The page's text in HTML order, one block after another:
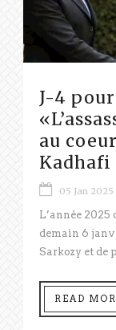
J-4
au
Kadhafi
05 Jan 2025
L’année
demain 6
Sarkozy et de
READ